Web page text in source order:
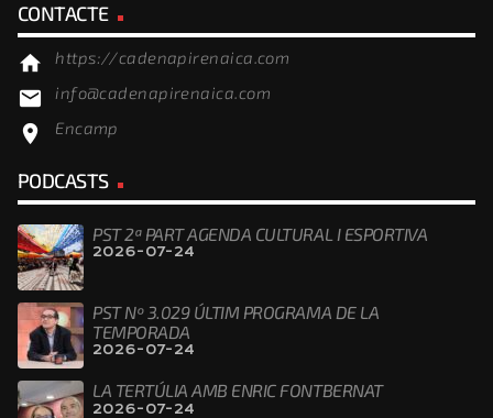
CONTACTE
home https://cadenapirenaica.com
email info@cadenapirenaica.com
location_on Encamp
PODCASTS
PST 2ª PART AGENDA CULTURAL I ESPORTIVA
2026-07-24
PST Nº 3.029 ÚLTIM PROGRAMA DE LA
TEMPORADA
2026-07-24
LA TERTÚLIA AMB ENRIC FONTBERNAT
2026-07-24